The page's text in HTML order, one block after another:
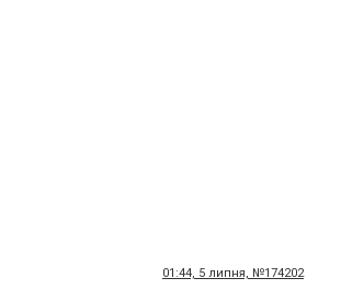
01:44, 5 липня, №174202